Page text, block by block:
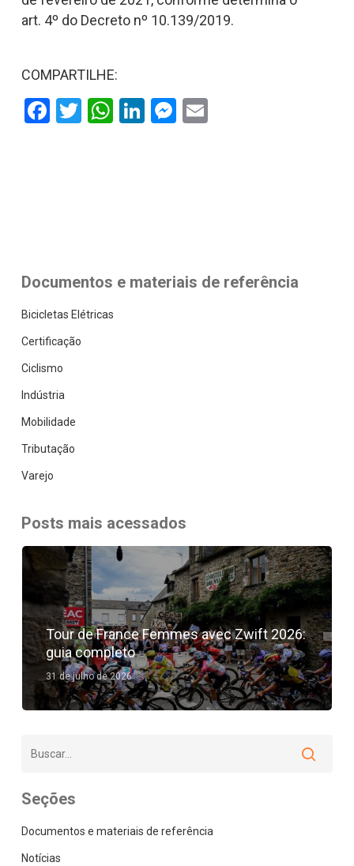
art. 4º do Decreto nº 10.139/2019.
COMPARTILHE:
Facebook
Twitter
WhatsApp
LinkedIn
Messenger
Email
Documentos e materiais de referência
Bicicletas Elétricas
Certificação
Ciclismo
Indústria
Mobilidade
Tributação
Varejo
Posts mais acessados
Tour de France Femmes avec Zwift 2026:
guia completo
31 de julho de 2026
Seções
Documentos e materiais de referência
Notícias